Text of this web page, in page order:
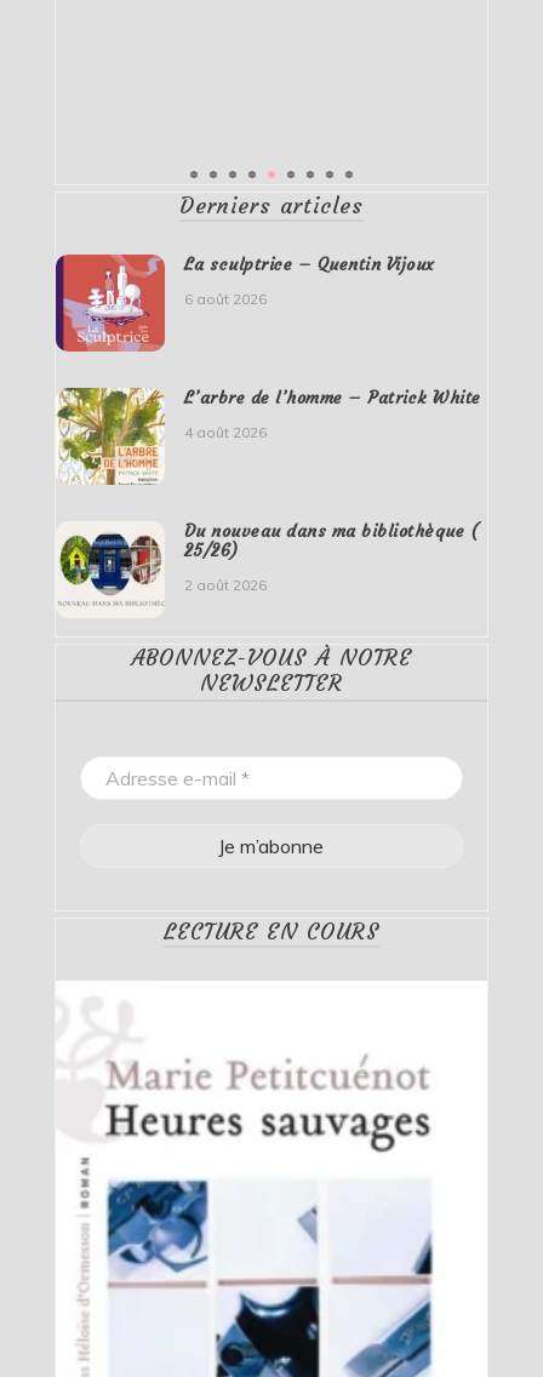
Derniers articles
La sculptrice – Quentin Vijoux
6 août 2026
L’arbre de l’homme – Patrick White
4 août 2026
Du nouveau dans ma bibliothèque (
25/26)
2 août 2026
ABONNEZ-VOUS À NOTRE
NEWSLETTER
LECTURE EN COURS